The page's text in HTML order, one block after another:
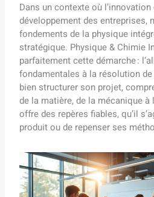
Dans un contexte où
développement des entreprises,
fondements de la physique
stratégique. Physique & Chimie
parfaitement cette démarche :
fondamentales à la résolution
bien structurer son projet,
de la matière, de la mécanique
offre des repères fiables, qu’il
produit ou de repenser ses